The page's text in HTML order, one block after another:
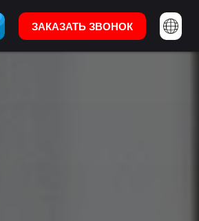
ЗАКАЗАТЬ ЗВОНОК
ЗАКАЗАТЬ ЗВОНОК